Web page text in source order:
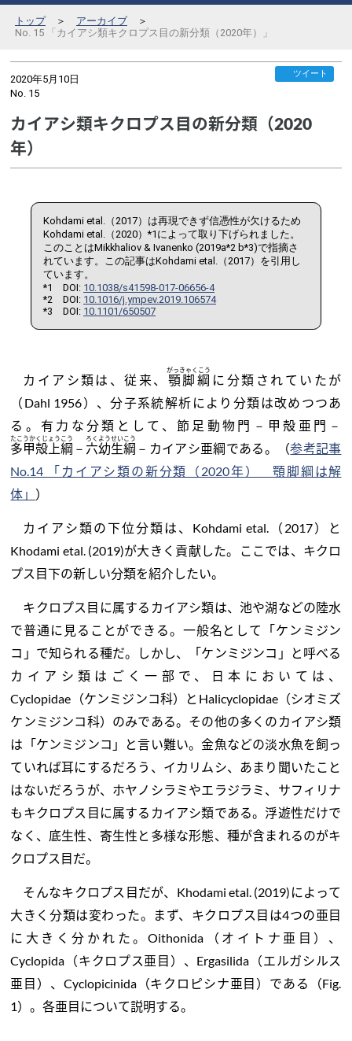
トップ＞ アーカイブ＞
No. 15 「カイアシ類キクロプス目の新分類（2020年）」
ツイート
2020年5月10日
No. 15
カイアシ類キクロプス目の新分類（2020
年）
Kohdami etal.（2017）は再現できず信憑性が欠けるため
Kohdami etal.（2020）*1によって取り下げられました。
このことはMikkhaliov & Ivanenko (2019a*2 b*3)で指摘さ
れています。この記事はKohdami etal.（2017）を引用し
ています。
*1 DOI: 10.1038/s41598-017-06656-4
*2 DOI: 10.1016/j.ympev.2019.106574
*3 DOI: 10.1101/650507
カイアシ類は、従来、 顎脚綱
がっきゃくこう
に分類されていたが
（Dahl 1956）、分子系統解析により分類は改めつつあ
る。有力な分類として、節足動物門－甲殻亜門－
多甲殻上綱
たこうかくじょうこう
－ 六幼生綱
ろくようせいこう
－カイアシ亜綱である。（参考記事
No.14 「カイアシ類の新分類（2020年） 顎脚綱は解
体」 ）
カイアシ類の下位分類は、Kohdami etal.（2017）と
Khodami etal. (2019)が大きく貢献した。ここでは、キクロ
プス目下の新しい分類を紹介したい。
キクロプス目に属するカイアシ類は、池や湖などの陸水
で普通に見ることができる。一般名として「ケンミジン
コ」で知られる種だ。しかし、「ケンミジンコ」と呼べる
カイアシ類はごく一部で、日本においては、
Cyclopidae（ケンミジンコ科）とHalicyclopidae（シオミズ
ケンミジンコ科）のみである。その他の多くのカイアシ類
は「ケンミジンコ」と言い難い。金魚などの淡水魚を飼っ
ていれば耳にするだろう、イカリムシ、あまり聞いたこと
はないだろうが、ホヤノシラミやエラジラミ、サフィリナ
もキクロプス目に属するカイアシ類である。浮遊性だけで
なく、底生性、寄生性と多様な形態、種が含まれるのがキ
クロプス目だ。
そんなキクロプス目だが、Khodami etal. (2019)によって
大きく分類は変わった。まず、キクロプス目は4つの亜目
に大きく分かれた。Oithonida（オイトナ亜目）、
Cyclopida（キクロプス亜目）、Ergasilida（エルガシルス
亜目）、Cyclopicinida（キクロピシナ亜目）である（Fig.
1）。各亜目について説明する。